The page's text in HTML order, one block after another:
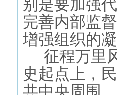
别是要加强
完善内部监
增强组织的
征程万里
史起点上，
共中央周围